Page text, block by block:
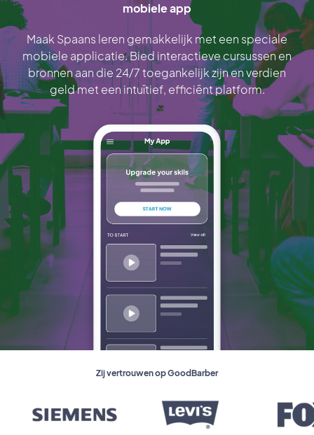
mobiele app
Maak Spaans leren gemakkelijk met een speciale
mobiele applicatie. Bied interactieve cursussen en
bronnen aan die 24/7 toegankelijk zijn en verdien
geld met een intuïtief, efficiënt platform.
Zij vertrouwen op GoodBarber